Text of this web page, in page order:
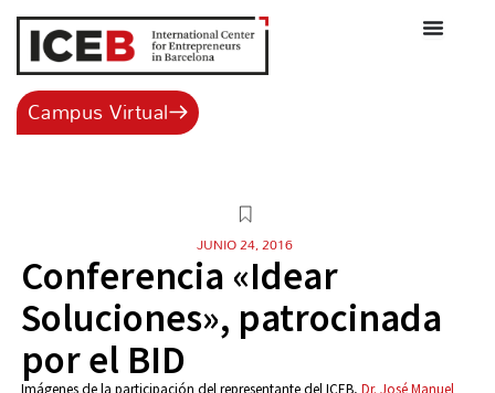
contenido
Campus Virtual
JUNIO 24, 2016
Conferencia «Idear
Soluciones», patrocinada
por el BID
Imágenes de la participación del representante del ICEB,Dr. José Manuel